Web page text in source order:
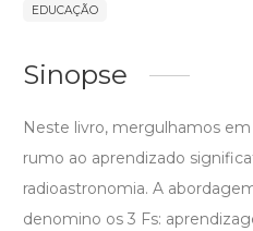
EDUCAÇÃO
Sinopse
Neste livro, mergulhamos
rumo ao aprendizado
radioastronomia. A
denomino os 3 Fs: